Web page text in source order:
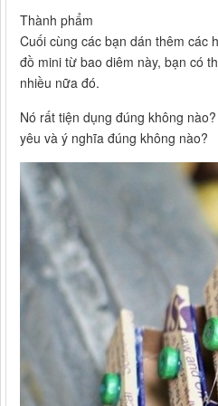
Thành phẩm
Cuối cùng các bạn dán thêm các
đồ mini từ bao diêm này, bạn có
nhiều nữa đó.
Nó rất tiện dụng đúng không
yêu và ý nghĩa đúng không nào?